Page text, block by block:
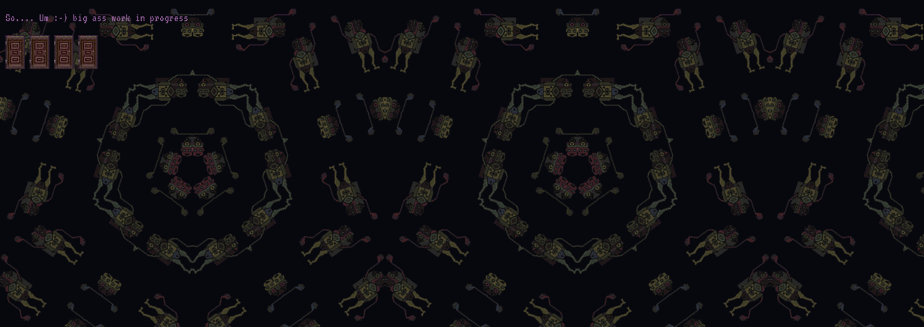
So.... Um :-) big ass work in progress